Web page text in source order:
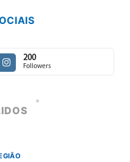
200
Followers